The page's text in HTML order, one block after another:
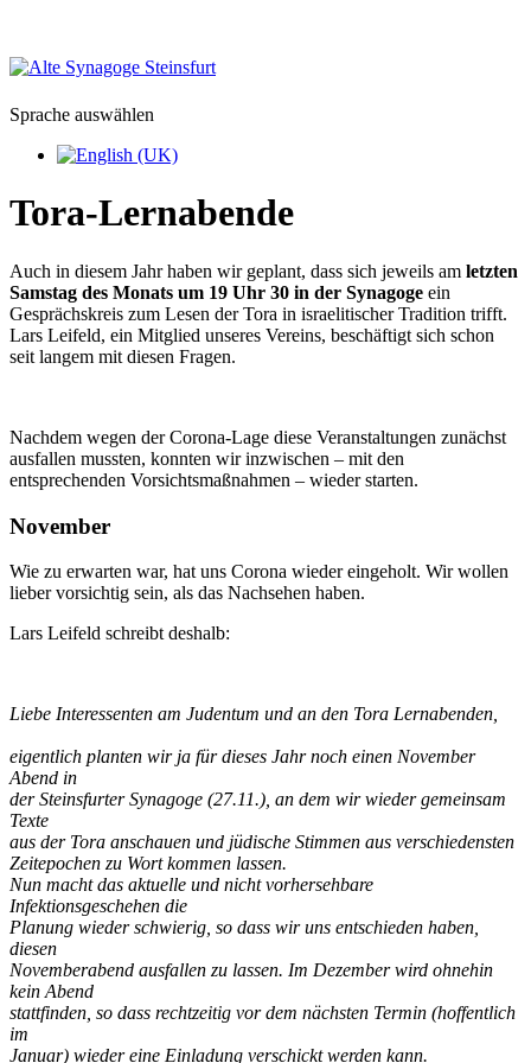
Sprache auswählen
Tora-Lernabende
Auch in diesem Jahr haben wir geplant, dass sich jeweils am letzten
Samstag des Monats um 19 Uhr 30 in der Synagoge ein
Gesprächskreis zum Lesen der Tora in israelitischer Tradition trifft.
Lars Leifeld, ein Mitglied unseres Vereins, beschäftigt sich schon
seit langem mit diesen Fragen.
Nachdem wegen der Corona-Lage diese Veranstaltungen zunächst
ausfallen mussten, konnten wir inzwischen – mit den
entsprechenden Vorsichtsmaßnahmen – wieder starten.
November
Wie zu erwarten war, hat uns Corona wieder eingeholt. Wir wollen
lieber vorsichtig sein, als das Nachsehen haben.
Lars Leifeld schreibt deshalb:
Liebe Interessenten am Judentum und an den Tora Lernabenden,
eigentlich planten wir ja für dieses Jahr noch einen November
Abend in
der Steinsfurter Synagoge (27.11.), an dem wir wieder gemeinsam
Texte
aus der Tora anschauen und jüdische Stimmen aus verschiedensten
Zeitepochen zu Wort kommen lassen.
Nun macht das aktuelle und nicht vorhersehbare
Infektionsgeschehen die
Planung wieder schwierig, so dass wir uns entschieden haben,
diesen
Novemberabend ausfallen zu lassen. Im Dezember wird ohnehin
kein Abend
stattfinden, so dass rechtzeitig vor dem nächsten Termin (hoffentlich
im
Januar) wieder eine Einladung verschickt werden kann.